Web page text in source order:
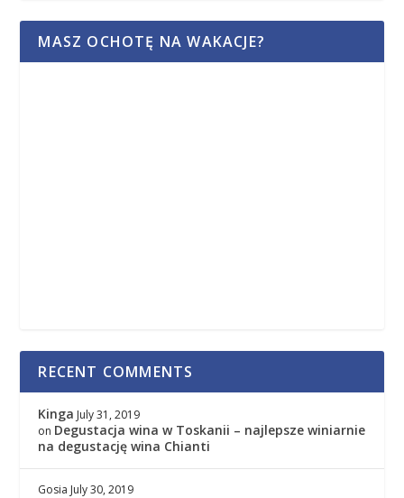
MASZ OCHOTĘ NA WAKACJE?
RECENT COMMENTS
Kinga July 31, 2019
on Degustacja wina w Toskanii – najlepsze winiarnie
na degustację wina Chianti
Gosia July 30, 2019